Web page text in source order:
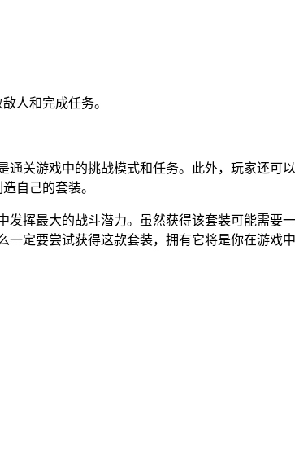
人和完成任务。
通关游戏中的挑战模式和任务。此外，玩家还
自己的套装。
发挥最大的战斗潜力。虽然获得该套装可能需
定要尝试获得这款套装，拥有它将是你在游戏